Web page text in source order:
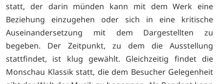
statt, der darin münden kann mit dem Werk eine
Beziehung einzugehen oder sich in eine kritische
Auseinandersetzung mit dem Dargestellten zu
begeben. Der Zeitpunkt, zu dem die Ausstellung
stattfindet, ist klug gewählt. Gleichzeitig findet die
Monschau Klassik statt, die dem Besucher Gelegenheit